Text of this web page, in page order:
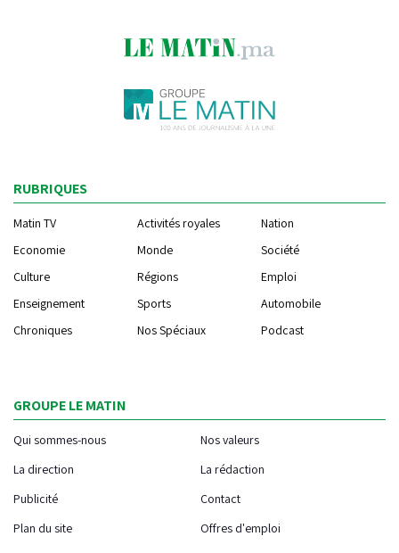
RUBRIQUES
Matin TV Activités royales
Nation
Economie
Monde
Société
Culture
Régions
Emploi
Enseignement
Sports
Automobile
Chroniques
Nos Spéciaux Podcast
GROUPE LE MATIN
Qui sommes-nous
Nos valeurs
La direction
La rédaction
Publicité
Contact
Plan du site
Offres d'emploi